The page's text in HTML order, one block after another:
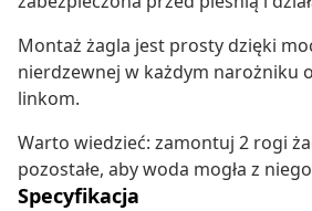
Montaż żagla jest prosty dzięki
nierdzewnej w każdym narożniku
linkom.
Warto wiedzieć: zamontuj 2 rogi
pozostałe, aby woda mogła z
Specyfikacja